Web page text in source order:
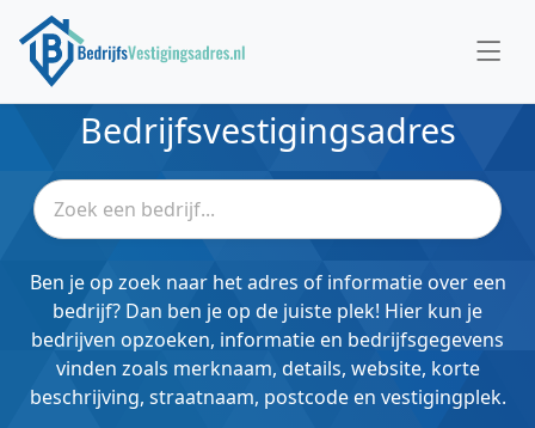
Bedrijfsvestigingsadres
Ben je op zoek naar het adres of informatie over een
bedrijf? Dan ben je op de juiste plek! Hier kun je
bedrijven opzoeken, informatie en bedrijfsgegevens
vinden zoals merknaam, details, website, korte
beschrijving, straatnaam, postcode en vestigingplek.